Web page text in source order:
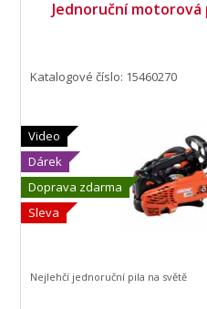
Jednoruční motorová
Video
Dárek
Doprava zdarma
Sleva
Katalogové číslo: 15460270
Nejlehčí jednoruční pila na světě